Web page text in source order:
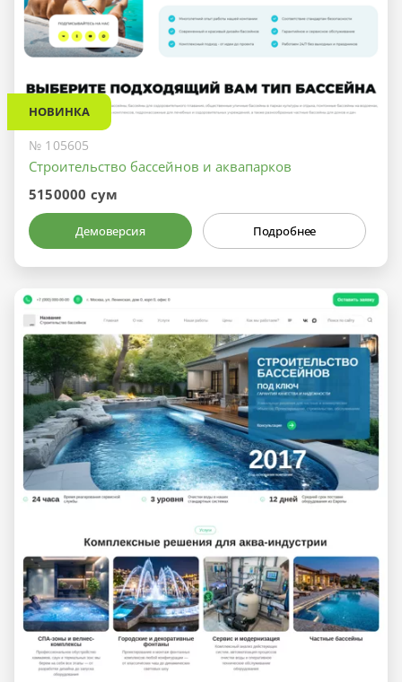
НОВИНКА
№ 105605
Строительство бассейнов и аквапарков
5150000 сум
Демоверсия Подробнее